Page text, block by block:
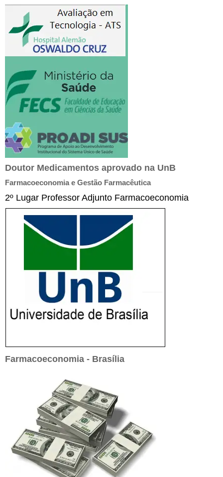
Doutor Medicamentos aprovado na UnB
Farmacoeconomia e Gestão Farmacêutica
2º Lugar Professor Adjunto Farmacoeconomia
Farmacoeconomia - Brasília